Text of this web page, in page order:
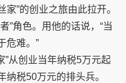
”的创业之旅由此拉开。
”角色。用他的话说，“当
危难。”
”从创业当年纳税5万元起
纳税50万元的排头兵。